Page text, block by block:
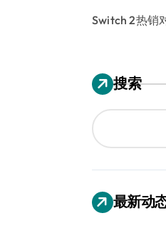
Switch 2热销
搜索
最新动